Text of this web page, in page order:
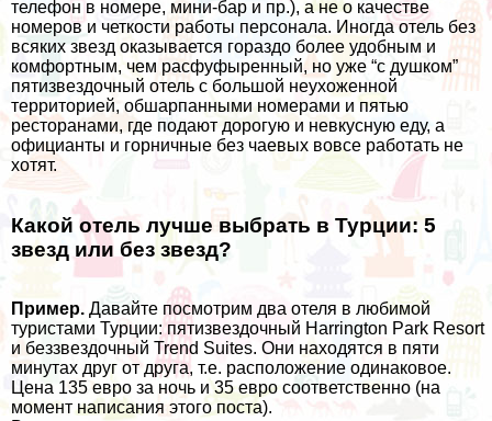
телефон в номере, мини-бар и пр.), а не о качестве
номеров и четкости работы персонала. Иногда отель без
всяких звезд оказывается гораздо более удобным и
комфортным, чем расфуфыренный, но уже “с душком”
пятизвездочный отель с большой неухоженной
территорией, обшарпанными номерами и пятью
ресторанами, где подают дорогую и невкусную еду, а
официанты и горничные без чаевых вовсе работать не
хотят.
Какой отель лучше выбрать в Турции: 5
звезд или без звезд?
Пример. Давайте посмотрим два отеля в любимой
туристами Турции: пятизвездочный Harrington Park Resort
и беззвездочный Trend Suites. Они находятся в пяти
минутах друг от друга, т.е. расположение одинаковое.
Цена 135 евро за ночь и 35 евро соответственно (на
момент написания этого поста).